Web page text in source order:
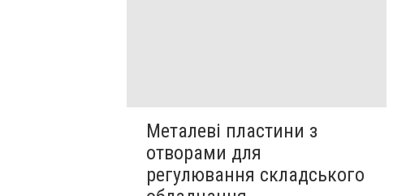
Металеві пластини з
отворами для
регулювання складського